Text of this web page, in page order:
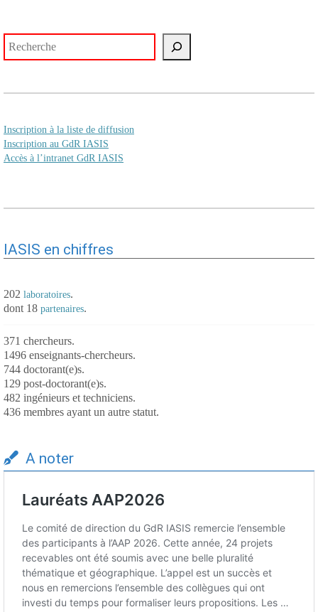
Inscription à la liste de diffusion
Inscription au GdR IASIS
Accès à l’intranet GdR IASIS
IASIS en chiffres
202 laboratoires.
dont 18 partenaires.
371 chercheurs.
1496 enseignants-chercheurs.
744 doctorant(e)s.
129 post-doctorant(e)s.
482 ingénieurs et techniciens.
436 membres ayant un autre statut.
A noter